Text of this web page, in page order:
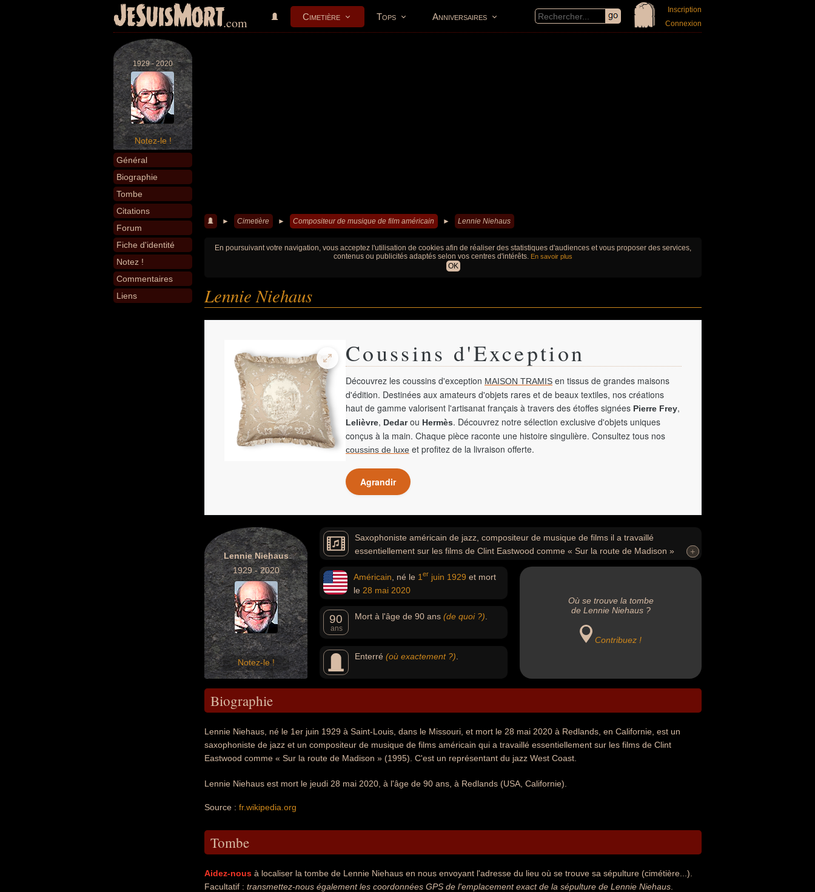
JeSuisMort.com Cimetière Tops Anniversaires
Inscription
Connexion
1929 - 2020
Notez-le !
Général
Biographie
Tombe
Citations
Forum
Fiche d'identité
Notez !
Commentaires
Liens
► Cimetière ► Compositeur de musique de film américain ► Lennie Niehaus
En poursuivant votre navigation, vous acceptez l'utilisation de cookies afin de réaliser des statistiques d'audiences et vous proposer des services,
contenus ou publicités adaptés selon vos centres d'intérêts. En savoir plus
OK
Lennie Niehaus
Coussins d'Exception
Découvrez les coussins d'exception MAISON TRAMIS en tissus de grandes maisons
d'édition. Destinées aux amateurs d'objets rares et de beaux textiles, nos créations
haut de gamme valorisent l'artisanat français à travers des étoffes signées Pierre Frey,
Lelièvre, Dedarou Hermès. Découvrez notre sélection exclusive d'objets uniques
conçus à la main. Chaque pièce raconte une histoire singulière. Consultez tous nos
coussins de luxe et profitez de la livraison offerte.
Agrandir
Lennie Niehaus
1929 - 2020
Notez-le !
Saxophoniste américain de jazz, compositeur de musique de films il a travaillé
essentiellement sur les films de Clint Eastwood comme « Sur la route de Madison »
+
+
Américain , né le 1 er juin 1929 et mort
le 28 mai 2020
90
ans
Mort à l'âge de 90 ans (de quoi ?)
Enterré (où exactement ?)
Où se trouve la tombe
de Lennie Niehaus ?
Contribuez !
Biographie
Lennie Niehaus, né le 1er juin 1929 à Saint-Louis, dans le Missouri, et mort le 28 mai 2020 à Redlands, en Californie, est un
saxophoniste de jazz et un compositeur de musique de films américain qui a travaillé essentiellement sur les films de Clint
Eastwood comme « Sur la route de Madison » (1995). C'est un représentant du jazz West Coast.
Lennie Niehaus est mort le jeudi 28 mai 2020, à l'âge de 90 ans, à Redlands (USA, Californie).
Source : fr.wikipedia.org
Tombe
Aidez-nous à localiser la tombe de Lennie Niehaus en nous envoyant l'adresse du lieu où se trouve sa sépulture (cimétière...).
Facultatif : transmettez-nous également les coordonnées GPS de l'emplacement exact de la sépulture de Lennie Niehaus